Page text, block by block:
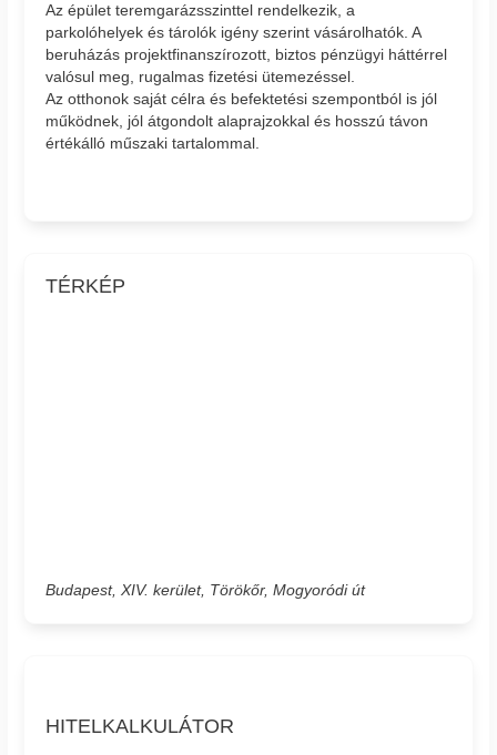
Az épület teremgarázsszinttel rendelkezik, a
parkolóhelyek és tárolók igény szerint vásárolhatók. A
beruházás projektfinanszírozott, biztos pénzügyi háttérrel
valósul meg, rugalmas fizetési ütemezéssel.
Az otthonok saját célra és befektetési szempontból is jól
működnek, jól átgondolt alaprajzokkal és hosszú távon
értékálló műszaki tartalommal.
TÉRKÉP
Budapest, XIV. kerület, Törökőr, Mogyoródi út
HITELKALKULÁTOR